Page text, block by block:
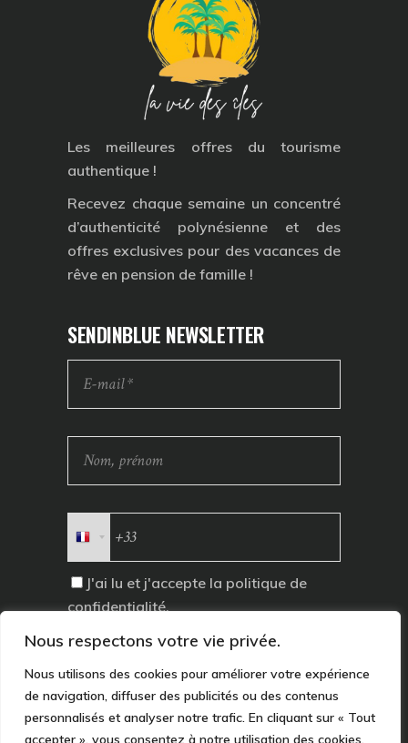
Nous respectons votre vie privée.
Nous utilisons des cookies pour améliorer votre expérience
de navigation, diffuser des publicités ou des contenus
personnalisés et analyser notre trafic. En cliquant sur « Tout
accepter », vous consentez à notre utilisation des cookies.
Les meilleures offres du tourisme
authentique !
Recevez chaque semaine un concentré
d’authenticité polynésienne et des
offres exclusives pour des vacances de
rêve en pension de famille !
SENDINBLUE NEWSLETTER
J'ai lu et j'accepte la politique de
confidentialité.